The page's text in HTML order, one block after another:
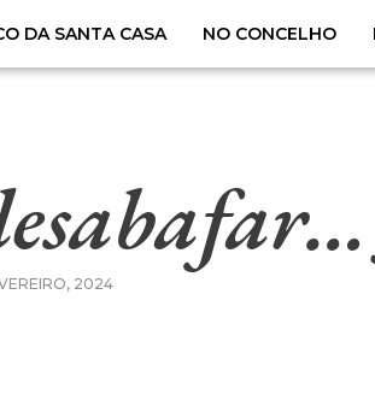
DA SANTA CASA NO CONCELHO
2024